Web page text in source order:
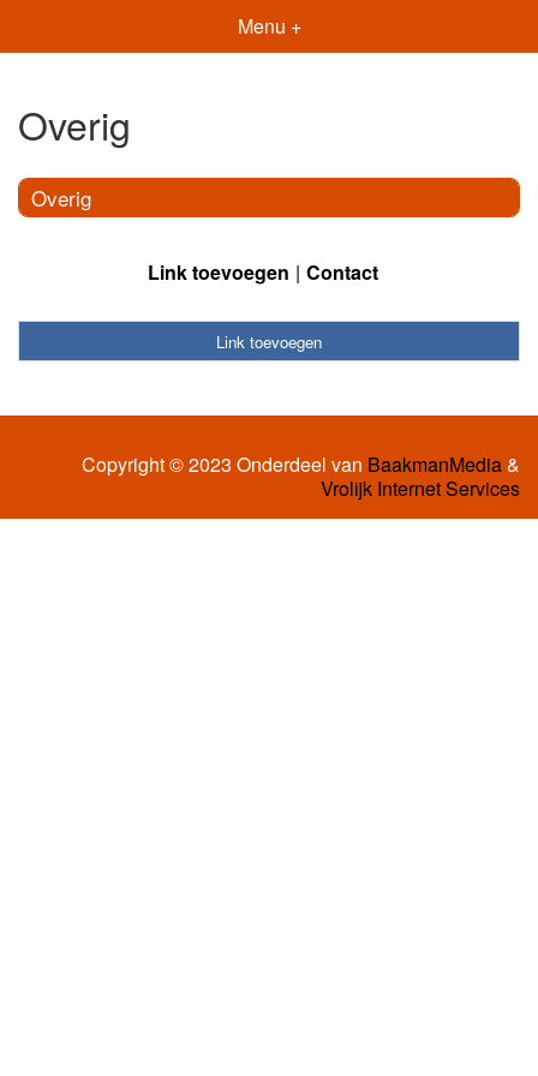
Menu +
Overig
Overig
Link toevoegen Contact
Link toevoegen
Copyright © 2023 Onderdeel van BaakmanMedia&
Vrolijk Internet Services